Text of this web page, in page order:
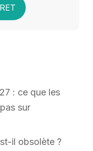
: ce que les
sur
il obsolète ?